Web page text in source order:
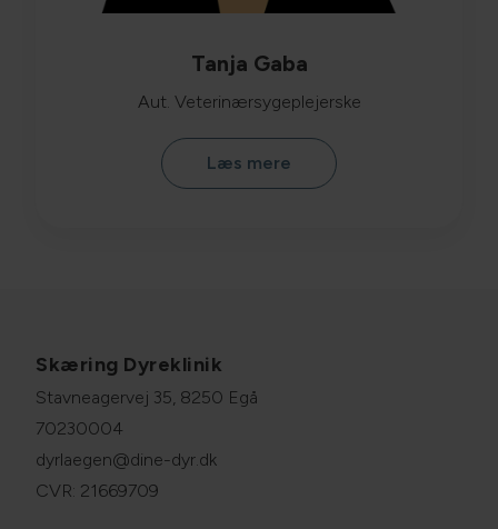
Tanja Gaba
Aut. Veterinærsygeplejerske
Læs mere
Skæring Dyreklinik
Stavneagervej 35, 8250 Egå
70230004
dyrlaegen@dine-dyr.dk
CVR: 21669709